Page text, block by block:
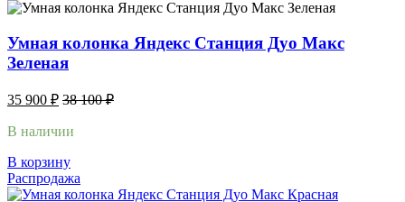
Умная колонка Яндекс Станция Дуо Макс
Зеленая
35 900 ₽ 38 100₽
В наличии
В корзину
Распродажа